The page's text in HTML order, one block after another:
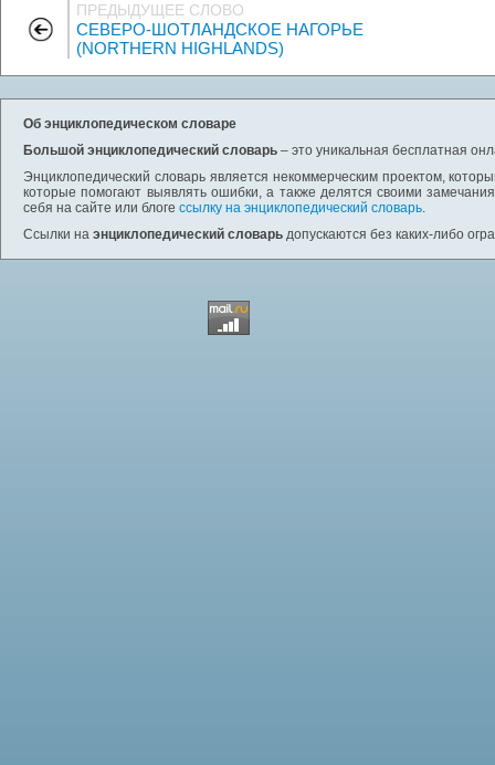
ПРЕДЫДУЩЕЕ СЛОВО
СЕВЕРО-ШОТЛАНДСКОЕ НАГОРЬЕ
(NORTHERN HIGHLANDS)
Об энциклопедическом словаре
Большой энциклопедический словарь – это уникальная бесплатная
Энциклопедический словарь является некоммерческим проектом,
которые помогают выявлять ошибки, а также делятся своими
себя на сайте или блоге ссылку на энциклопедический словарь.
Ссылки на энциклопедический словарь допускаются без каких-либо